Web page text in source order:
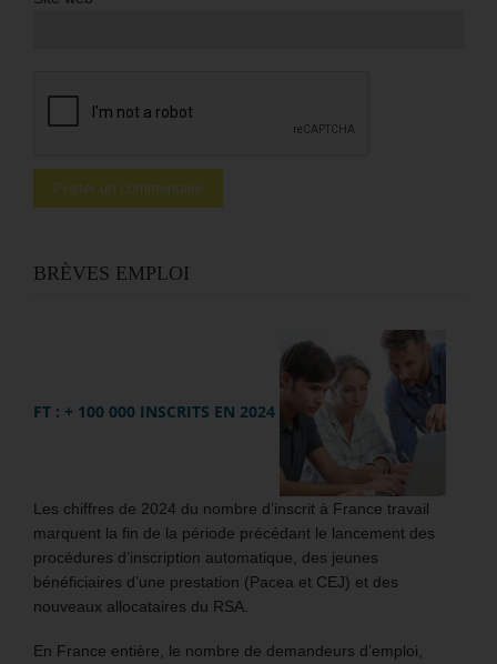
BRÈVES EMPLOI
FT : + 100 000 INSCRITS EN 2024
Les chiffres de 2024 du nombre d’inscrit à France travail
marquent la fin de la période précédant le lancement des
procédures d’inscription automatique, des jeunes
bénéficiaires d’une prestation (Pacea et CEJ) et des
nouveaux allocataires du RSA.
En France entière, le nombre de demandeurs d’emploi,